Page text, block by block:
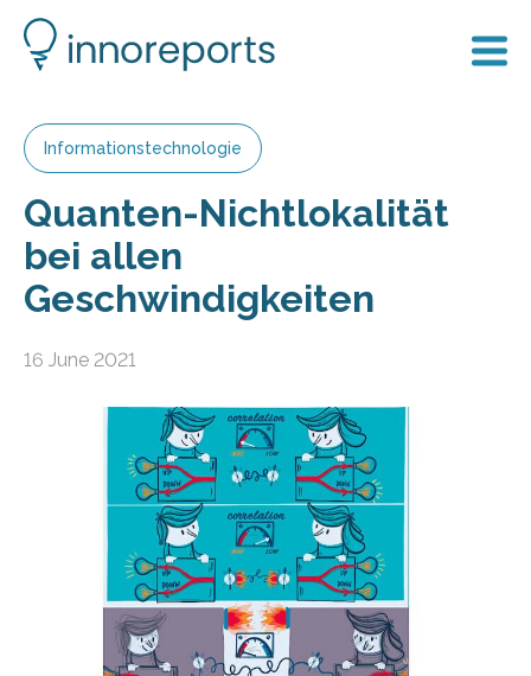
Informationstechnologie
Quanten-Nichtlokalität
bei allen
Geschwindigkeiten
16 June 2021